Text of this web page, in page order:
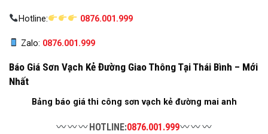
Hotline: 0876.001.999
Zalo: 0876.001.999
Báo Giá Sơn Vạch Kẻ Đường Giao Thông Tại Thái Bình – Mới
Nhất
Bảng báo giá thi công sơn vạch kẻ đường mai anh
HOTLINE:0876.001.999